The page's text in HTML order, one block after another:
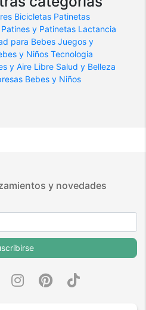
Bicicletas Patinetas
Patines y Patinetas Lactancia
para Bebes Juegos y
y Niños Tecnologia
y Aire Libre Salud y Belleza
Bebes y Niños
y novedades